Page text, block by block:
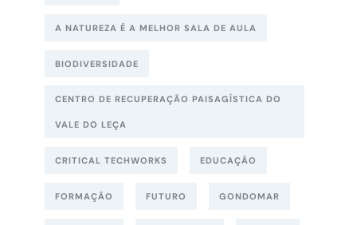
A NATUREZA É A MELHOR SALA DE AULA
BIODIVERSIDADE
CENTRO DE RECUPERAÇÃO PAISAGÍSTICA DO
VALE DO LEÇA
CRITICAL TECHWORKS EDUCAÇÃO
FORMAÇÃO FUTURO GONDOMAR